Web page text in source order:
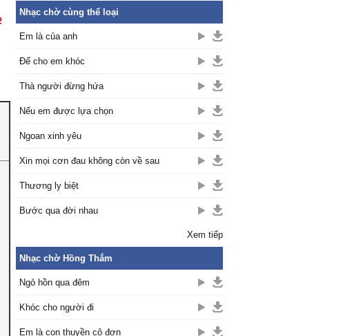
Nhạc chờ cùng thể loại
Em là của anh
Để cho em khóc
Thà người đừng hứa
Nếu em được lựa chọn
Ngoan xinh yêu
Xin mọi cơn đau không còn về sau
Thương ly biệt
Bước qua đời nhau
Xem tiếp
Nhạc chờ Hồng Thắm
Ngỏ hồn qua đêm
Khóc cho người đi
Em là con thuyền cô đơn